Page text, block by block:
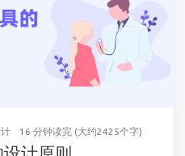
16 分钟读完 (大约2425个字)